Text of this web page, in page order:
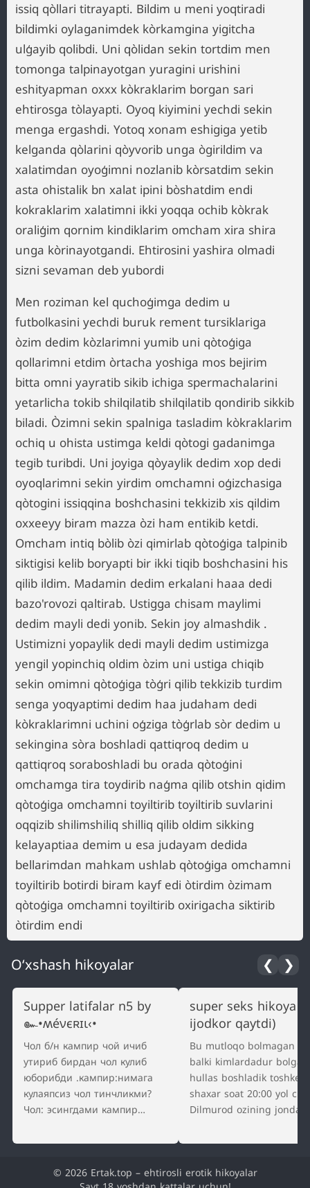
issiq qòllari titrayapti. Bildim u meni yoqtiradi
bildimki oylaganimdek kòrkamgina yigitcha
ulģayib qolibdi. Uni qòlidan sekin tortdim men
tomonga talpinayotgan yuragini urishini
eshityapman oxxx kòkraklarim borgan sari
ehtirosga tòlayapti. Oyoq kiyimini yechdi sekin
menga ergashdi. Yotoq xonam eshigiga yetib
kelganda qòlarini qòyvorib unga ògirildim va
xalatimdan oyoģimni nozlanib kòrsatdim sekin
asta ohistalik bn xalat ipini bòshatdim endi
kokraklarim xalatimni ikki yoqqa ochib kòkrak
oraliģim qornim kindiklarim omcham xira shira
unga kòrinayotgandi. Ehtirosini yashira olmadi
sizni sevaman deb yubordi
Men roziman kel quchoģimga dedim u
futbolkasini yechdi buruk rement tursiklariga
òzim dedim kòzlarimni yumib uni qòtoģiga
qollarimni etdim òrtacha yoshiga mos bejirim
bitta omni yayratib sikib ichiga spermachalarini
yetarlicha tokib shilqilatib shilqilatib qondirib sikkib
biladi. Òzimni sekin spalniga tasladim kòkraklarim
ochiq u ohista ustimga keldi qòtogi gadanimga
tegib turibdi. Uni joyiga qòyaylik dedim xop dedi
oyoqlarimni sekin yirdim omchamni oģizchasiga
qòtogini issiqqina boshchasini tekkizib xis qildim
oxxeeyy biram mazza òzi ham entikib ketdi.
Omcham intiq bòlib òzi qimirlab qòtoģiga talpinib
siktigisi kelib boryapti bir ikki tiqib boshchasini his
qilib ildim. Madamin dedim erkalani haaa dedi
bazo'rovozi qaltirab. Ustigga chisam maylimi
dedim mayli dedi yonib. Sekin joy almashdik .
Ustimizni yopaylik dedi mayli dedim ustimizga
yengil yopinchiq oldim òzim uni ustiga chiqib
sekin omimni qòtoģiga tòģri qilib tekkizib turdim
senga yoqyaptimi dedim haa judaham dedi
kòkraklarimni uchini oģziga tòģrlab sòr dedim u
sekingina sòra boshladi qattiqroq dedim u
qattiqroq soraboshladi bu orada qòtoģini
omchamga tira toydirib naģma qilib otshin qidim
qòtoģiga omchamni toyiltirib toyiltirib suvlarini
oqqizib shilimshiliq shilliq qilib oldim sikking
kelayaptiaa demim u esa judayam dedida
bellarimdan mahkam ushlab qòtoģiga omchamni
toyiltirib botirdi biram kayf edi òtirdim òzimam
qòtoģiga omchamni toyiltirib oxirigacha siktirib
òtirdim endi
O‘xshash hikoyalar ❮ ❯
Supper latifalar n5 by
๛•ʍéνєʀɪι‹•
Чол б/н кампир чой ичиб
утириб бирдан чол кулиб
юборибди .кампир:нимага
кулаяпсиз чол тинчликми?
Чол: эсингдами кампир
йигловдинг. Кампир хам ках-
нимага кулаяпсан кампир…
super seks hikoya
ijodkor qaytdi)
Bu mutloqo bolmagan
balki kimlardadur
hullas boshladik toshkent
shaxar soat 20:00 yol
Dilmurod ozining
biroz oyga toldi bir payt
ovoz…
© 2026 Ertak.top – ehtirosli erotik hikoyalar